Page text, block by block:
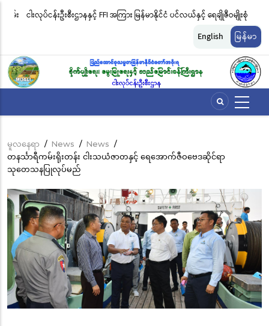
အဓိက
အကြောင်းအရာ
မည်
ငါးလုပ်ငန်းဦးစီးဌာနနှင့် FFI အကြား မြန်မာနိုင်ငံ ပင်လယ်နှင့် ရေချိုဇီဝမျိုးစုံ
မျိုးကွဲများ ထိန်းသိမ်းကာကွယ်စောင့်ရှောက်ခြင်းလုပ်ငန်းများ ဆောင်ရွက်မှု
ရ
English မြန်မာ
Breadcrumb
မူလနေရာ / News / News /
တနင်္သာရီကမ်းရိုးတန်း ငါးသယံဇာတနှင့် ရေအောက်ဇီဝဗေဒဆိုင်ရာ
သုတေသနပြုလုပ်မည်